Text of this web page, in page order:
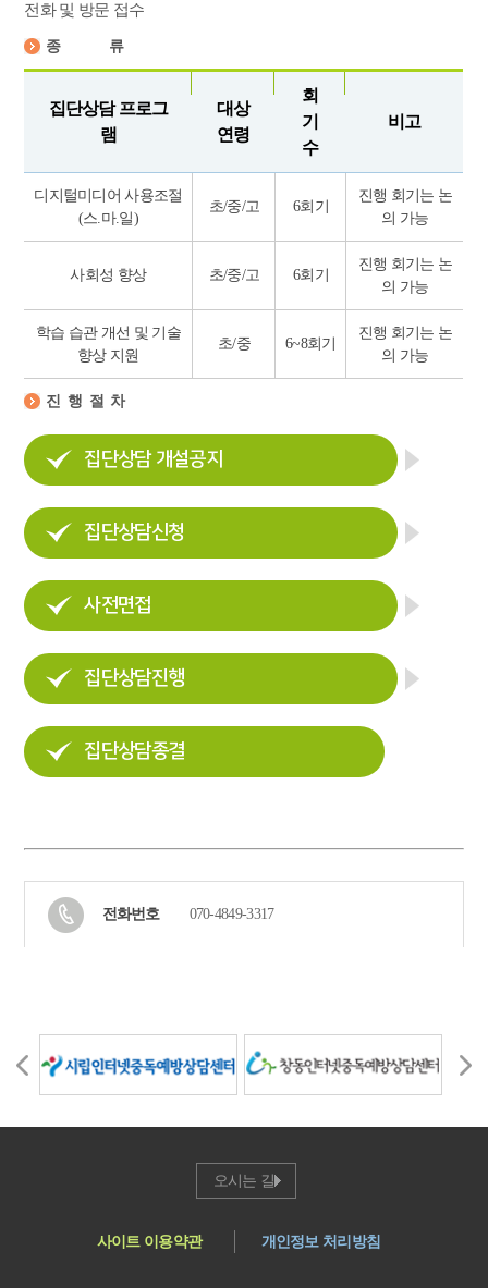
전화 및 방문 접수
종류
집단상담 프로그
램
대상
연령
회
기
수
비고
디지털미디어 사용조절
(스.마.일)
초/중/고 6회기
진행 회기는 논
의 가능
사회성 향상 초/중/고 6회기
진행 회기는 논
의 가능
학습 습관 개선 및 기술
향상 지원
초/중 6~8회기
진행 회기는 논
의 가능
진행절차
집단상담 개설공지
집단상담신청
사전면접
집단상담진행
집단상담종결
전화번호 070-4849-3317
오시는 길
사이트 이용약관 개인정보 처리방침